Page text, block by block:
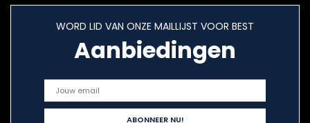
WORD LID VAN ONZE MAILLIJST VOOR BEST
Aanbiedingen